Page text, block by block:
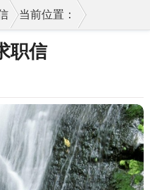
当前位置：
职信